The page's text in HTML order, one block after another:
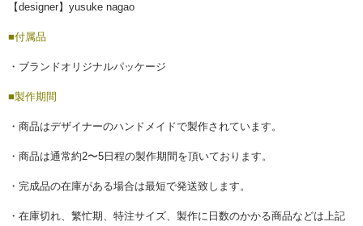
【designer】yusuke nagao
■付属品
・ブランドオリジナルパッケージ
■製作期間
・商品はデザイナーのハンドメイドで製作されています。
・商品は通常約2〜5日程の製作期間を頂いております。
・完成品の在庫がある場合は最短で発送致します。
・在庫切れ、繁忙期、特注サイズ、製作に日数のかかる商品などは上記